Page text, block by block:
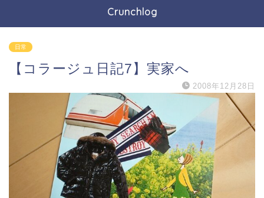
Crunchlog
日常
【コラージュ日記7】実家へ
2008年12月28日